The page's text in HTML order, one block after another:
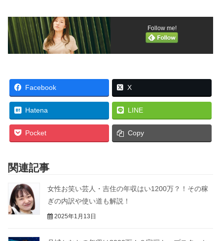
Follow me!
Facebook X
Hatena LINE
Pocket Copy
関連記事
女性お笑い芸人・吉住の年収はい1200万？！その稼
ぎの内訳や使い道も解説！
2025年1月13日